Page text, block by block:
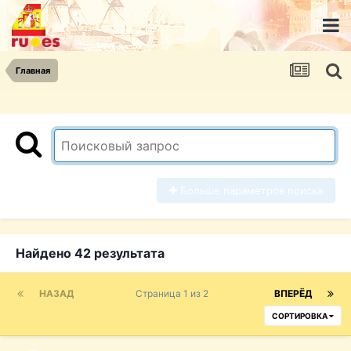
Главная
Найдено 42 результата
НАЗАД ВПЕРЁД
Страница 1 из 2
СОРТИРОВКА